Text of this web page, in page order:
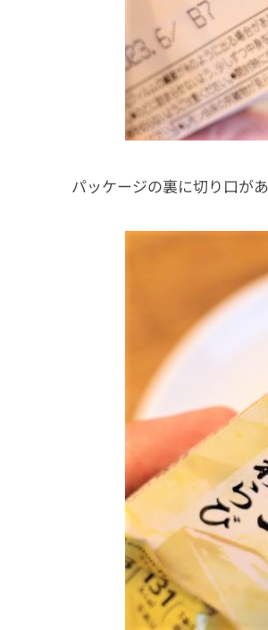
パッケージの裏に切り口が